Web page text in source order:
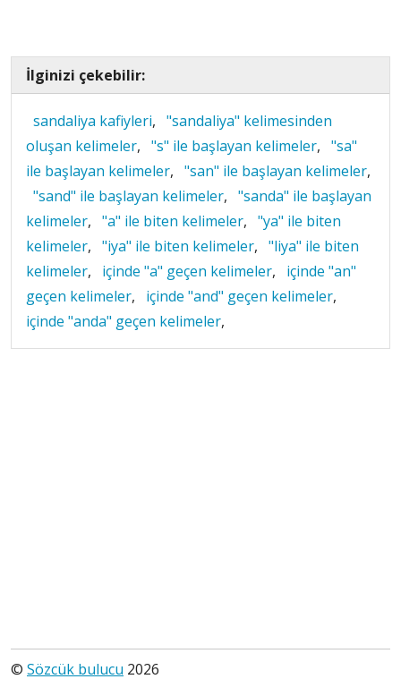
İlginizi çekebilir:
sandaliya kafiyleri, "sandaliya" kelimesinden
oluşan kelimeler, "s" ile başlayan kelimeler, "sa"
ile başlayan kelimeler, "san" ile başlayan kelimeler,
"sand" ile başlayan kelimeler, "sanda" ile başlayan
kelimeler, "a" ile biten kelimeler, "ya" ile biten
kelimeler, "iya" ile biten kelimeler, "liya" ile biten
kelimeler, içinde "a" geçen kelimeler,
içinde "an"
geçen kelimeler, içinde "and" geçen kelimeler,
içinde "anda" geçen kelimeler,
© Sözcük bulucu 2026